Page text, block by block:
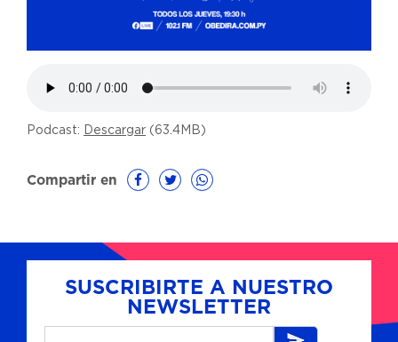
Podcast: Descargar (63.4MB)
Compartir en
SUSCRIBIRTE A NUESTRO
NEWSLETTER